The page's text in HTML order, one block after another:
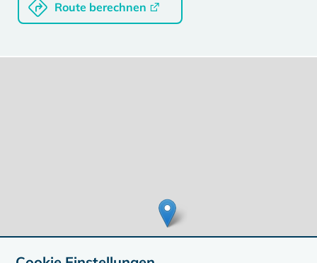
Route berechnen